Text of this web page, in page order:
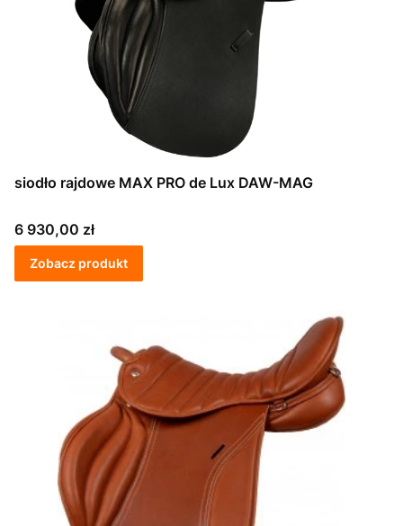
siodło rajdowe MAX PRO de Lux DAW-MAG
Cena
6 930,00 zł
Zobacz produkt